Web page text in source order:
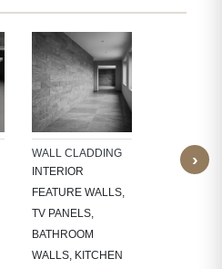
WALL CLADDING
INTERIOR
FEATURE WALLS,
TV PANELS,
BATHROOM
WALLS, KITCHEN
›